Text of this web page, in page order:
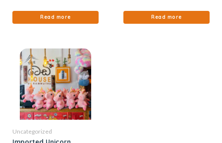
Read more Read more
Uncategorized